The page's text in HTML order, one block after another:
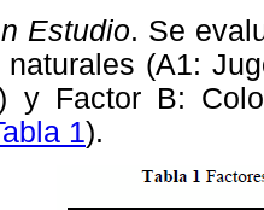
Estudio. Se
naturales (A1:
y Factor B:
1).